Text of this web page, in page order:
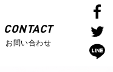
CONTACT
お問い合わせ